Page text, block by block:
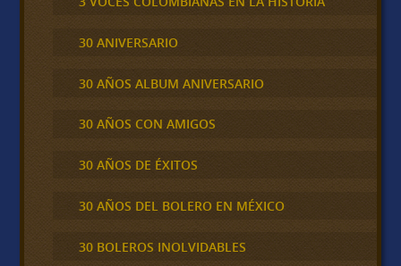
30 ANIVERSARIO
30 AÑOS ALBUM ANIVERSARIO
30 AÑOS CON AMIGOS
30 AÑOS DE ÉXITOS
30 AÑOS DEL BOLERO EN MÉXICO
30 BOLEROS INOLVIDABLES